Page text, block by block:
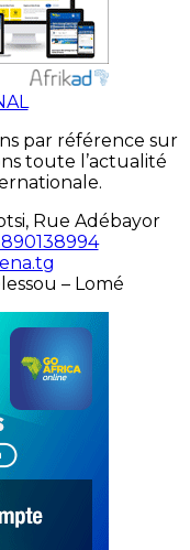
par référence sur
toute l’actualité
Rue Adébayor
– Lomé